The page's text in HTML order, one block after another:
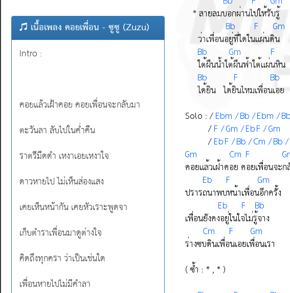
เนื้อเพลง คอยเพื่อน - ซูซู (Zuzu)
Intro :
คอยแล้วเฝ้าคอย คอยเพื่อนจะกลับมา
ตะวันลา ลับไปในค่ำคืน
ราตรีมืดดำ เหงาเอยเหงาใจ
ดาวหายไป ไม่เห็นส่องแสง
เคยเห็นหน้ากัน เคยหัวเราะพูดจา
เก็บตำราเพื่อนมาดูต่างใจ
คิดถึงทุกครา ว่าเป็นเช่นใด
เพื่อนหายไปไม่มีคำลา